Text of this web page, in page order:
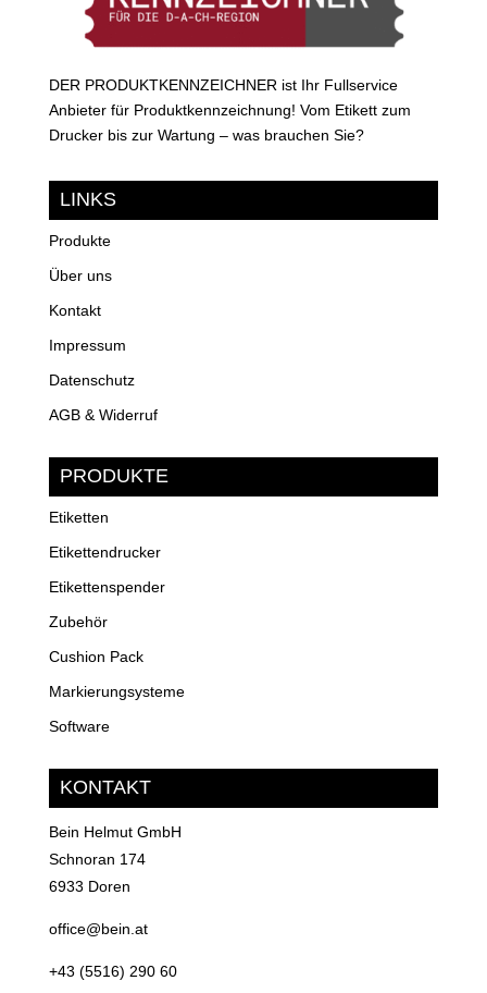
DER PRODUKTKENNZEICHNER ist Ihr Fullservice
Anbieter für Produktkennzeichnung! Vom Etikett zum
Drucker bis zur Wartung – was brauchen Sie?
LINKS
Produkte
Über uns
Kontakt
Impressum
Datenschutz
AGB & Widerruf
PRODUKTE
Etiketten
Etikettendrucker
Etikettenspender
Zubehör
Cushion Pack
Markierungsysteme
Software
KONTAKT
Bein Helmut GmbH
Schnoran 174
6933 Doren
office@bein.at
+43 (5516) 290 60